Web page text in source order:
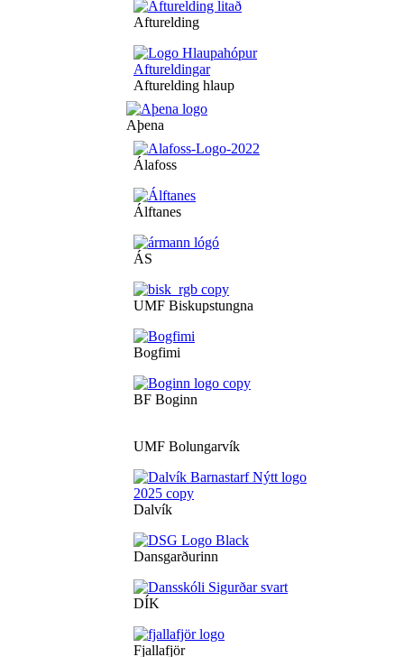
Afturelding
Afturelding hlaup
Aþena
Álafoss
Álftanes
ÁS
UMF Biskupstungna
Bogfimi
BF Boginn
UMF Bolungarvík
Dalvík
Dansgarðurinn
DÍK
Fjallafjör